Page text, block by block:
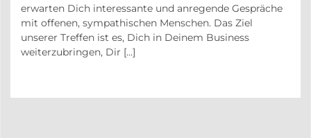
erwarten Dich interessante und anregende Gespräche
mit offenen, sympathischen Menschen. Das Ziel
unserer Treffen ist es, Dich in Deinem Business
weiterzubringen, Dir [...]